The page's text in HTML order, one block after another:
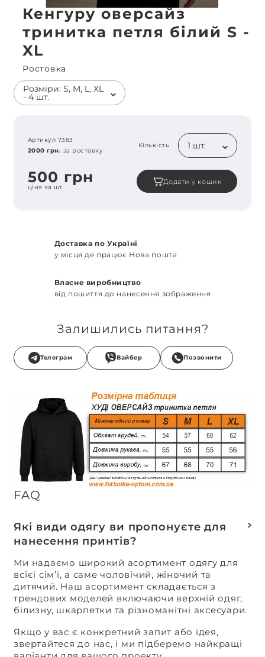
Кенгуру оверсайз
тринитка петля білий S -
XL
Ростовка
Розміри: S, M, L, XL
- 4 шт.
Артикул 7383
2000 грн. за ростовку
Кількість 1 шт.
500 грн
ціна за шт.
Додати у кошик
Доставка по Україні
у місця де працює Нова пошта
Власне виробництво
від пошиття до нанесення зображення
Залишились питання?
Телеграм Вайбер Позвонити
FAQ
Які види одягу ви пропонуєте для
нанесення принтів?
Ми надаємо широкий асортимент одягу для
всієї сім’ї, а саме чоловічий, жіночий та
дитячий. Наш асортимент складається з
трендових моделей включаючи верхній одяг,
білизну, шкарпетки та різноманітні аксесуари.
Якщо у вас є конкретний запит або ідея,
звертайтеся до нас, і ми підберемо найкращі